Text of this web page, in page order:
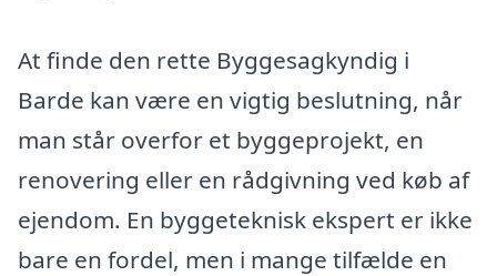
At finde den rette Byggesagkyndig i
Barde kan være en vigtig beslutning, når
man står overfor et byggeprojekt, en
renovering eller en rådgivning ved køb af
ejendom. En byggeteknisk ekspert er ikke
bare en fordel, men i mange tilfælde en